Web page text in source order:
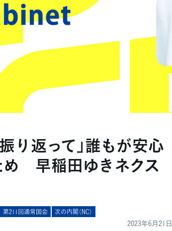
り返って」誰もが安心
め 早稲田ゆきネクス
第211回通常国会 次の内閣（NC）
2023年6月21日